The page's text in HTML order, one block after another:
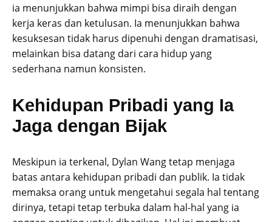
ia menunjukkan bahwa mimpi bisa diraih dengan
kerja keras dan ketulusan. Ia menunjukkan bahwa
kesuksesan tidak harus dipenuhi dengan dramatisasi,
melainkan bisa datang dari cara hidup yang
sederhana namun konsisten.
Kehidupan Pribadi yang Ia
Jaga dengan Bijak
Meskipun ia terkenal, Dylan Wang tetap menjaga
batas antara kehidupan pribadi dan publik. Ia tidak
memaksa orang untuk mengetahui segala hal tentang
dirinya, tetapi tetap terbuka dalam hal-hal yang ia